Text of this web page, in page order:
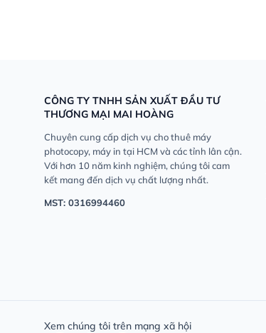
CÔNG TY TNHH SẢN XUẤT ĐẦU TƯ
THƯƠNG MẠI MAI HOÀNG
Chuyên cung cấp dịch vụ cho thuê máy
photocopy, máy in tại HCM và các tỉnh lân cận.
Với hơn 10 năm kinh nghiệm, chúng tôi cam
kết mang đến dịch vụ chất lượng nhất.
MST: 0316994460
Xem chúng tôi trên mạng xã hội